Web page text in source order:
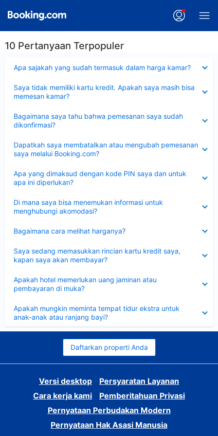
10 Pertanyaan Terpopuler
Apa sajakah yang sudah termasuk dalam harga kamar?
Saya tidak memiliki kartu kredit. Apakah saya masih bisa
memesan kamar?
Bagaimana saya tahu bahwa pemesanan saya sudah
dikonfirmasi?
Dapatkah saya membatalkan atau mengubah pemesanan
saya melalui Booking.com?
Apa yang dimaksud dengan kode PIN saya dan untuk
apa ini diperlukan?
Di mana saya bisa menemukan informasi untuk
menghubungi akomodasi?
Bagaimana cara melihat harganya?
Saya sedang memasukkan rincian kartu kredit saya,
kapan saya akan membayar?
Apakah hotel memerlukan uang jaminan atau
pembayaran di muka?
Apakah mungkin meminta tempat tidur ekstra untuk
anak-anak atau ranjang bayi?
Daftarkan properti Anda
Versi desktop
Persyaratan Layanan
Cara kerja kami
Pemberitahuan Privasi
Pernyataan Perbudakan Modern
Pernyataan Hak Asasi Manusia